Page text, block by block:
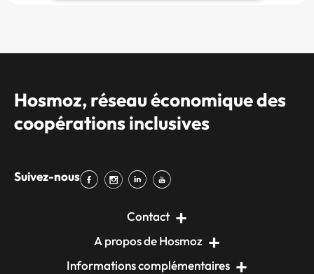
Hosmoz, réseau économique des
coopérations inclusives
Suivez-nous
Contact
A propos de Hosmoz
Informations complémentaires